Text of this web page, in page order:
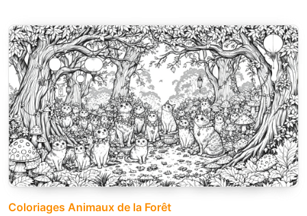
Coloriages Animaux de la Forêt